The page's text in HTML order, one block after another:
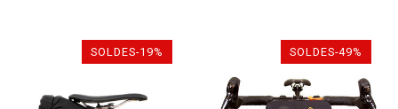
SOLDES-19% SOLDES-49%